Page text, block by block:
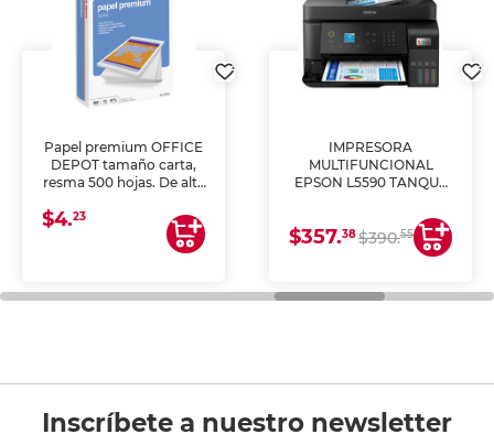
Papel premium OFFICE
DEPOT tamaño carta,
resma 500 hojas. De alta
uniforme, ideal para
impresoras de inyección
de tinta y láser,
general de oficina.
$4.23
IMPRESORA
MULTIFUNCIONAL
EPSON L5590 TANQUE
COPIA Y ESCANEA)
$357.38$390.55
Inscríbete a nuestro newsletter